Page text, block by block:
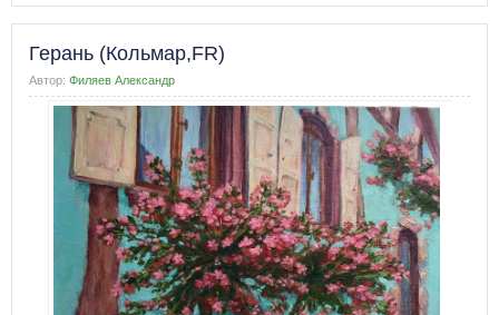
Герань (Кольмар,FR)
Автор: Филяев Александр